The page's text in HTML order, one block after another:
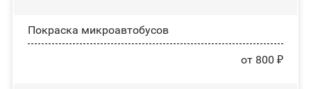
Покраска микроавтобусов
от 800 ₽